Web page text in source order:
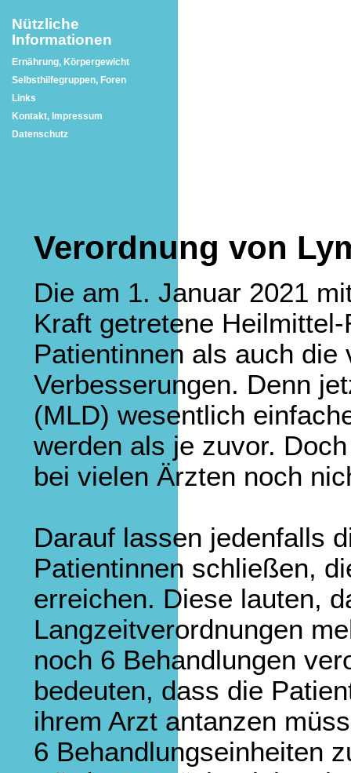
Nützliche
Informationen
Ernährung, Körpergewicht
Selbsthilfegruppen, Foren
Links
Kontakt, Impressum
Datenschutz
Verordnung von
Die am 1. Januar 2021
Kraft getretene
Patientinnen als auch
Verbesserungen. Denn
(MLD) wesentlich
werden als je zuvor.
bei vielen Ärzten noch
Darauf lassen jedenfalls
Patientinnen schließen,
erreichen. Diese lauten,
Langzeitverordnungen
noch 6 Behandlungen
bedeuten, dass die
ihrem Arzt antanzen
6 Behandlungseinheiten